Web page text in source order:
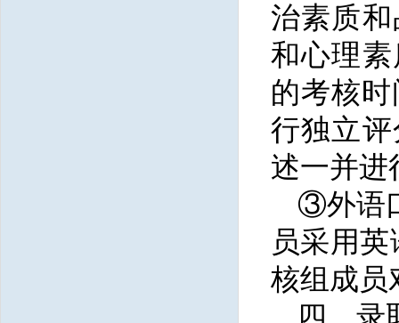
治素质
和心理
的考核
行独立
述一并进
③外语
员采用
核组成员
四、录